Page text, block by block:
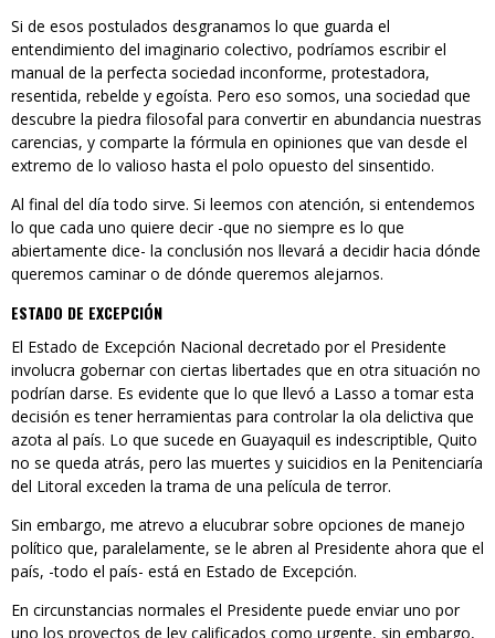
Si de esos postulados desgranamos lo que guarda el
entendimiento del imaginario colectivo, podríamos escribir el
manual de la perfecta sociedad inconforme, protestadora,
resentida, rebelde y egoísta. Pero eso somos, una sociedad que
descubre la piedra filosofal para convertir en abundancia nuestras
carencias, y comparte la fórmula en opiniones que van desde el
extremo de lo valioso hasta el polo opuesto del sinsentido.
Al final del día todo sirve. Si leemos con atención, si entendemos
lo que cada uno quiere decir -que no siempre es lo que
abiertamente dice- la conclusión nos llevará a decidir hacia dónde
queremos caminar o de dónde queremos alejarnos.
ESTADO DE EXCEPCIÓN
El Estado de Excepción Nacional decretado por el Presidente
involucra gobernar con ciertas libertades que en otra situación no
podrían darse. Es evidente que lo que llevó a Lasso a tomar esta
decisión es tener herramientas para controlar la ola delictiva que
azota al país. Lo que sucede en Guayaquil es indescriptible, Quito
no se queda atrás, pero las muertes y suicidios en la Penitenciaría
del Litoral exceden la trama de una película de terror.
Sin embargo, me atrevo a elucubrar sobre opciones de manejo
político que, paralelamente, se le abren al Presidente ahora que el
país, -todo el país- está en Estado de Excepción.
En circunstancias normales el Presidente puede enviar uno por
uno los proyectos de ley calificados como urgente, sin embargo,